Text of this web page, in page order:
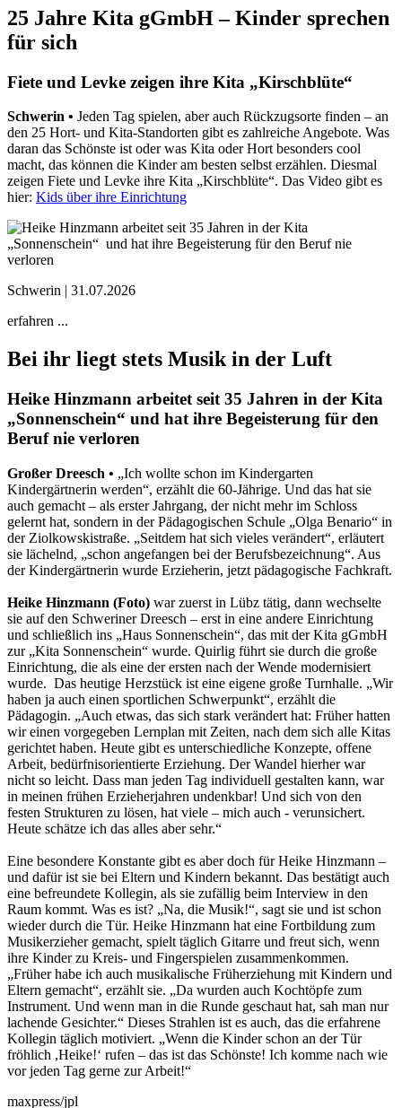
25 Jahre Kita gGmbH – Kinder sprechen
für sich
Fiete und Levke zeigen ihre Kita „Kirschblüte“
Schwerin • Jeden Tag spielen, aber auch Rückzugsorte finden – an
den 25 Hort- und Kita-Standorten gibt es zahlreiche Angebote. Was
daran das Schönste ist oder was Kita oder Hort besonders cool
macht, das können die Kinder am besten selbst erzählen. Diesmal
zeigen Fiete und Levke ihre Kita „Kirschblüte“. Das Video gibt es
hier: Kids über ihre Einrichtung
Schwerin | 31.07.2026
erfahren ...
Bei ihr liegt stets Musik in der Luft
Heike Hinzmann arbeitet seit 35 Jahren in der Kita
„Sonnenschein“ und hat ihre Begeisterung für den
Beruf nie verloren
Großer Dreesch • „Ich wollte schon im Kindergarten
Kindergärtnerin werden“, erzählt die 60-Jährige. Und das hat sie
auch gemacht – als erster Jahrgang, der nicht mehr im Schloss
gelernt hat, sondern in der Pädagogischen Schule „Olga Benario“ in
der Ziolkowskistraße. „Seitdem hat sich vieles verändert“, erläutert
sie lächelnd, „schon angefangen bei der Berufsbezeichnung“. Aus
der Kindergärtnerin wurde Erzieherin, jetzt pädagogische Fachkraft.
Heike Hinzmann (Foto) war zuerst in Lübz tätig, dann wechselte
sie auf den Schweriner Dreesch – erst in eine andere Einrichtung
und schließlich ins „Haus Sonnenschein“, das mit der Kita gGmbH
zur „Kita Sonnenschein“ wurde. Quirlig führt sie durch die große
Einrichtung, die als eine der ersten nach der Wende modernisiert
wurde. Das heutige Herzstück ist eine eigene große Turnhalle. „Wir
haben ja auch einen sportlichen Schwerpunkt“, erzählt die
Pädagogin. „Auch etwas, das sich stark verändert hat: Früher hatten
wir einen vorgegeben Lernplan mit Zeiten, nach dem sich alle Kitas
gerichtet haben. Heute gibt es unterschiedliche Konzepte, offene
Arbeit, bedürfnisorientierte Erziehung. Der Wandel hierher war
nicht so leicht. Dass man jeden Tag individuell gestalten kann, war
in meinen frühen Erzieherjahren undenkbar! Und sich von den
festen Strukturen zu lösen, hat viele – mich auch - verunsichert.
Heute schätze ich das alles aber sehr.“
Eine besondere Konstante gibt es aber doch für Heike Hinzmann –
und dafür ist sie bei Eltern und Kindern bekannt. Das bestätigt auch
eine befreundete Kollegin, als sie zufällig beim Interview in den
Raum kommt. Was es ist? „Na, die Musik!“, sagt sie und ist schon
wieder durch die Tür. Heike Hinzmann hat eine Fortbildung zum
Musikerzieher gemacht, spielt täglich Gitarre und freut sich, wenn
ihre Kinder zu Kreis- und Fingerspielen zusammenkommen.
„Früher habe ich auch musikalische Früherziehung mit Kindern und
Eltern gemacht“, erzählt sie. „Da wurden auch Kochtöpfe zum
Instrument. Und wenn man in die Runde geschaut hat, sah man nur
lachende Gesichter.“ Dieses Strahlen ist es auch, das die erfahrene
Kollegin täglich motiviert. „Wenn die Kinder schon an der Tür
fröhlich ,Heike!‘ rufen – das ist das Schönste! Ich komme nach wie
vor jeden Tag gerne zur Arbeit!“
maxpress/jpl